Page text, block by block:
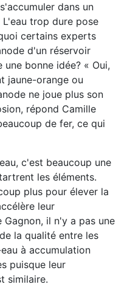
dans un
trop dure pose
certains experts
d'un réservoir
bonne idée? « Oui,
jaune-orange ou
ne joue plus son
répond Camille
de fer, ce qui
c'est beaucoup une
les éléments.
plus pour élever la
leur
Gagnon, il n'y a pas une
la qualité entre les
à accumulation
puisque leur
similaire.